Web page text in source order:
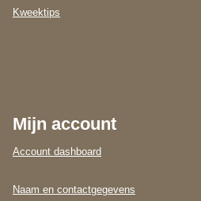
Kweektips
Mijn account
Account dashboard
Naam en contactgegevens